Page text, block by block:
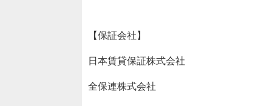
【保証会社】
日本賃貸保証株式会社
全保連株式会社